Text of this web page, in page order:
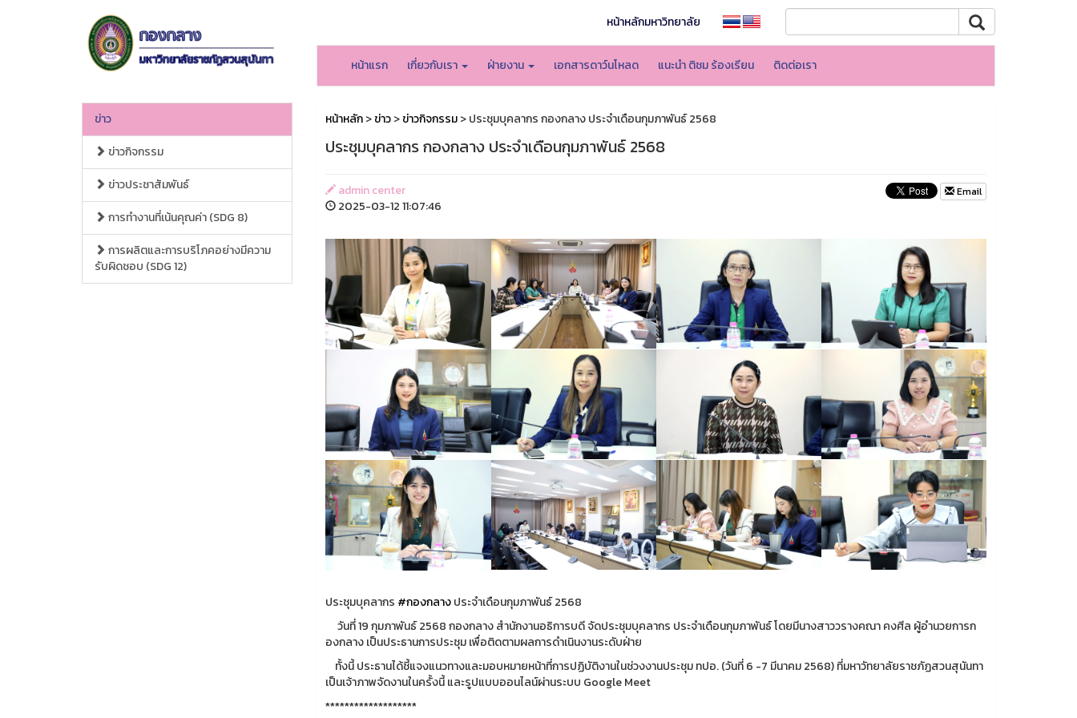
หน้าหลักมหาวิทยาลัย
หน้าแรก เกี่ยวกับเรา ฝ่ายงาน เอกสารดาว์นโหลด แนะนำ ติชม ร้องเรียน ติดต่อเรา
ข่าว
ข่าวกิจกรรม
ข่าวประชาสัมพันธ์
การทำงานที่เน้นคุณค่า (SDG 8)
การผลิตและการบริโภคอย่างมีความ
รับผิดชอบ (SDG 12)
หน้าหลัก>ข่าว>ข่าวกิจกรรม> ประชุมบุคลากร กองกลาง ประจำเดือนกุมภาพันธ์ 2568
ประชุมบุคลากร กองกลาง ประจำเดือนกุมภาพันธ์ 2568
admin center
2025-03-12 11:07:46
Email
ประชุมบุคลากร #กองกลางประจำเดือนกุมภาพันธ์ 2568
วันที่ 19 กุมภาพันธ์ 2568 กองกลาง สำนักงานอธิการบดี จัดประชุมบุคลากร ประจำเดือนกุมภาพันธ์ โดยมีนางสาววรางคณา คงศีล ผู้อำนวยการก
องกลาง เป็นประธานการประชุม เพื่อติดตามผลการดำเนินงานระดับฝ่าย
ทั้งนี้ ประธานได้ชี้แจงแนวทางและมอบหมายหน้าที่การปฏิบัติงานในช่วงงานประชุม ทปอ. (วันที่ 6 -7 มีนาคม 2568) ที่มหาวัทยาลัยราชภัฏสวนสุนันทา
เป็นเจ้าภาพจัดงานในครั้งนี้ และรูปแบบออนไลน์ผ่านระบบ Google Meet
*******************